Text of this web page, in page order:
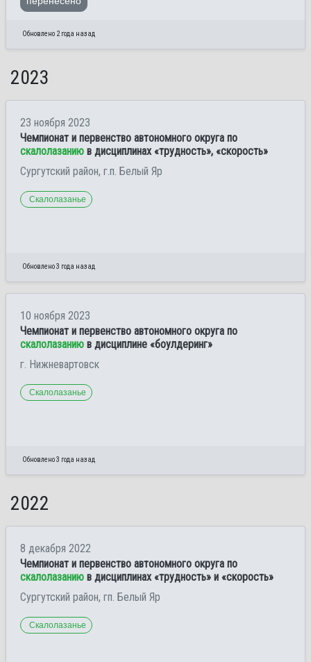
Обновлено 2 года назад
2023
23 ноября 2023
Чемпионат и первенство автономного округа по
скалолазанию в дисциплинах «трудность», «скорость»
Сургутский район, г.п. Белый Яр
Скалолазанье
Обновлено 3 года назад
10 ноября 2023
Чемпионат и первенство автономного округа по
скалолазанию в дисциплине «боулдеринг»
г. Нижневартовск
Скалолазанье
Обновлено 3 года назад
2022
8 декабря 2022
Чемпионат и первенство автономного округа по
скалолазанию в дисциплинах «трудность» и «скорость»
Сургутский район, гп. Белый Яр
Скалолазанье